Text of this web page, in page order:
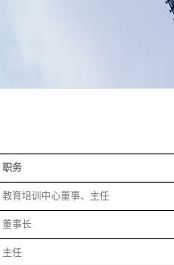
职务
教育培训中心董事、主任
董事长
主任